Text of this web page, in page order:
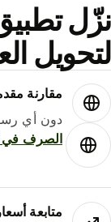
مقارنة
دون أي
الصرف في
متابعة